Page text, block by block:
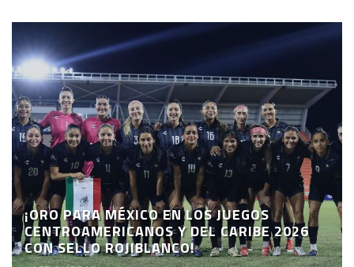
¡ORO PARA MÉXICO EN LOS JUEGOS
CENTROAMERICANOS Y DEL CARIBE 2026
CON SELLO ROJIBLANCO!